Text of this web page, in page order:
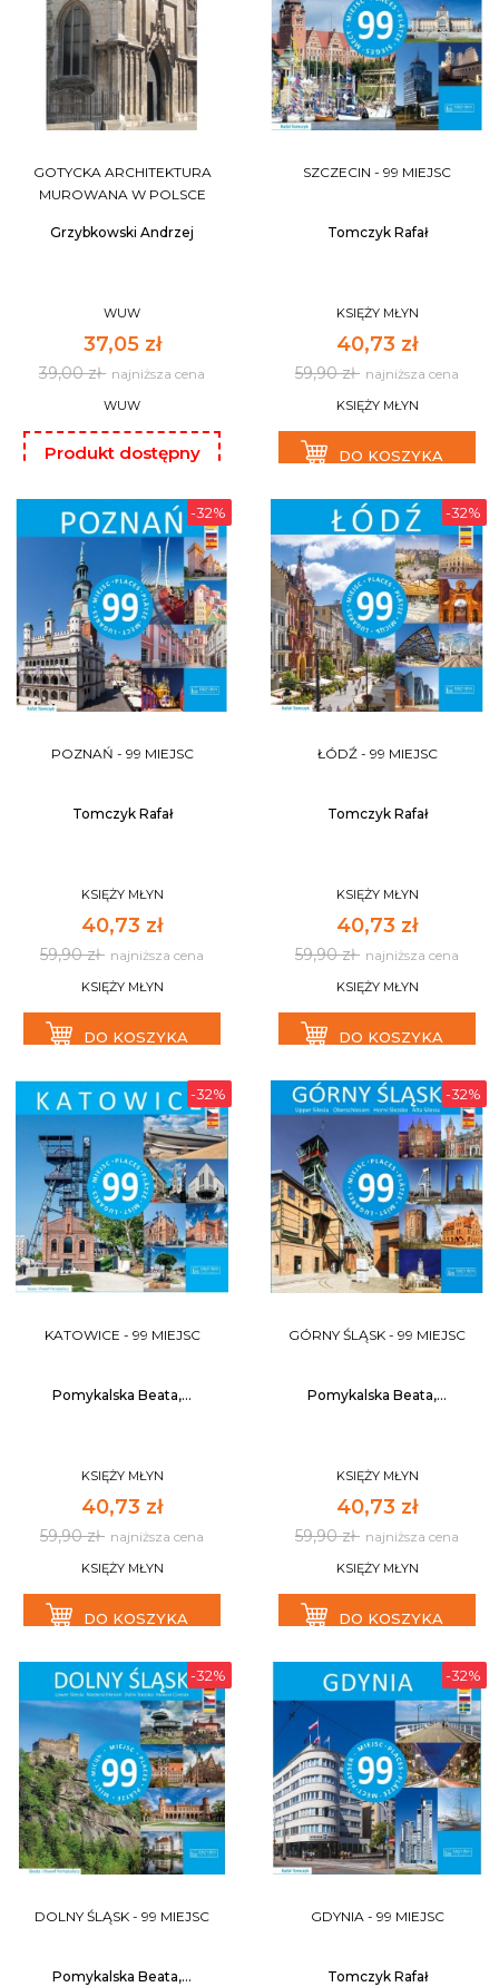
GOTYCKA ARCHITEKTURA
MUROWANA W POLSCE
Grzybkowski Andrzej
WUW
37,05 zł
39,00 zł najniższa cena
WUW
Produkt dostępny
paragon.
DO KOSZYKA
SZCZECIN - 99 MIEJSC
Tomczyk Rafał
KSIĘŻY MŁYN
40,73 zł
59,90 zł najniższa cena
KSIĘŻY MŁYN
DO KOSZYKA
-32%
POZNAŃ - 99 MIEJSC
Tomczyk Rafał
KSIĘŻY MŁYN
40,73 zł
59,90 zł najniższa cena
KSIĘŻY MŁYN
DO KOSZYKA
-32%
ŁÓDŹ - 99 MIEJSC
Tomczyk Rafał
KSIĘŻY MŁYN
40,73 zł
59,90 zł najniższa cena
KSIĘŻY MŁYN
DO KOSZYKA
-32%
KATOWICE - 99 MIEJSC
Pomykalska Beata,...
KSIĘŻY MŁYN
40,73 zł
59,90 zł najniższa cena
KSIĘŻY MŁYN
DO KOSZYKA
-32%
GÓRNY ŚLĄSK - 99 MIEJSC
Pomykalska Beata,...
KSIĘŻY MŁYN
40,73 zł
59,90 zł najniższa cena
KSIĘŻY MŁYN
DO KOSZYKA
-32%
DOLNY ŚLĄSK - 99 MIEJSC
Pomykalska Beata,...
-32%
GDYNIA - 99 MIEJSC
Tomczyk Rafał